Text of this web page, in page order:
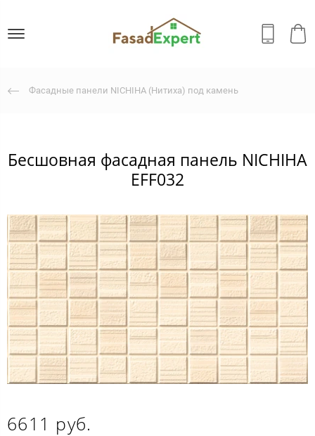
Фасадные панели NICHIHA (Нитиха) под камень
Бесшовная фасадная панель NICHIHA
EFF032
6611 руб.